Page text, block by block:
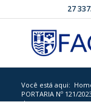
27
Você está aqui:
PORTARIA Nº 121/
de...